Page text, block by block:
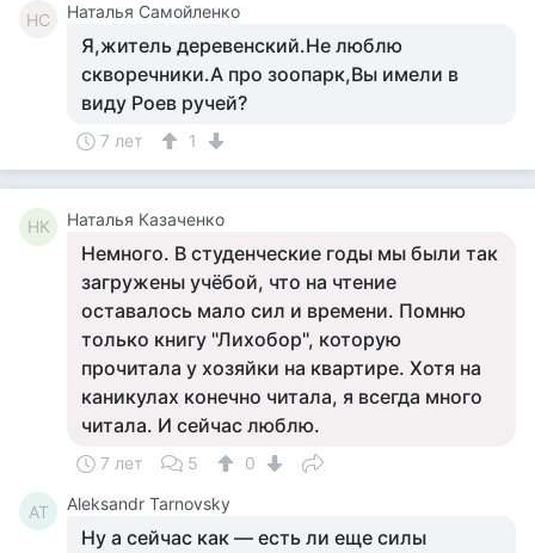
НС Наталья Самойленко
Я,житель деревенский.Не люблю
скворечники.А про зоопарк,Вы имели в
виду Роев ручей?
7 лет 1
НК Наталья Казаченко
Немного. В студенческие годы мы были так
загружены учёбой, что на чтение
оставалось мало сил и времени. Помню
только книгу "Лихобор", которую
прочитала у хозяйки на квартире. Хотя на
каникулах конечно читала, я всегда много
читала. И сейчас люблю.
7 лет 5 0
AT Aleksandr Tarnovsky
Ну а сейчас как — есть ли еще силы